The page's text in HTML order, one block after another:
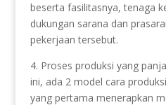
beserta fasilitasnya, tenaga
dukungan sarana dan
pekerjaan tersebut.
4. Proses produksi yang
ini, ada 2 model cara
yang pertama menerapkan